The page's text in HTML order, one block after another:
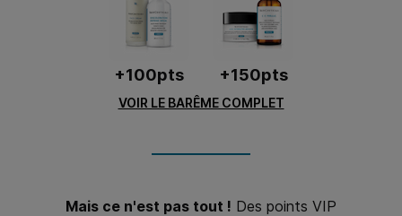
+100pts +150pts
VOIR LE BARÊME COMPLET
Mais ce n'est pas tout ! Des points VIP